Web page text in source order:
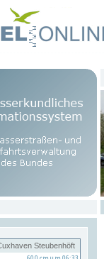
Steubenhöft